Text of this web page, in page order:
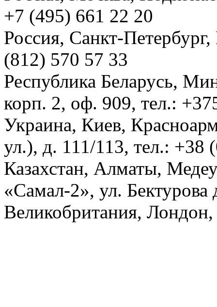
+7 (495) 661 22 20
Россия, Санкт-
(812) 570 57 33
Республика Беларусь,
корп. 2, оф. 909, тел.:
Украина, Киев,
ул.), д. 111/113, тел.: +38
Казахстан, Алматы,
«Самал-2», ул.
Великобритания,